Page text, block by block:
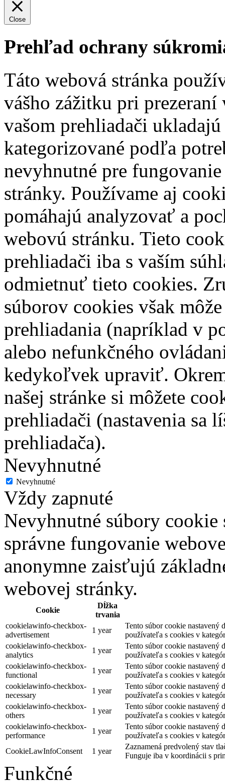
Close
Prehľad ochrany
Táto webová stránka
vášho zážitku pri prezeraní
vašom prehliadači
kategorizované podľa
nevyhnutné pre
stránky. Používame aj
pomáhajú analyzovať a
webovú stránku. Tieto
prehliadači iba s vaším
odmietnuť tieto cookies.
súborov cookies však
prehliadania (napríklad v
alebo nefunkčného
kedykoľvek upraviť.
našej stránke si môžete
prehliadači (nastavenia sa
prehliadača).
Nevyhnutné
Nevyhnutné
Vždy zapnuté
Nevyhnutné súbory cookie
správne fungovanie
anonymne zaisťujú
webovej stránky.
Cookie
Dĺžka
trvania
cookielawinfo-checkbox-
advertisement
1 year
Tento súbor cookie nastavený
používateľa s cookies v
cookielawinfo-checkbox-
analytics
1 year
Tento súbor cookie nastavený
používateľa s cookies v
cookielawinfo-checkbox-
functional
1 year
Tento súbor cookie nastavený
používateľa s cookies v
cookielawinfo-checkbox-
necessary
1 year
Tento súbor cookie nastavený
používateľa s cookies v
cookielawinfo-checkbox-
others
1 year
Tento súbor cookie nastavený
používateľa s cookies v
cookielawinfo-checkbox-
performance
1 year
Tento súbor cookie nastavený
používateľa s cookies v
CookieLawInfoConsent
1 year
Zaznamená predvolený stav
Funguje iba v koordinácii s
Funkčné